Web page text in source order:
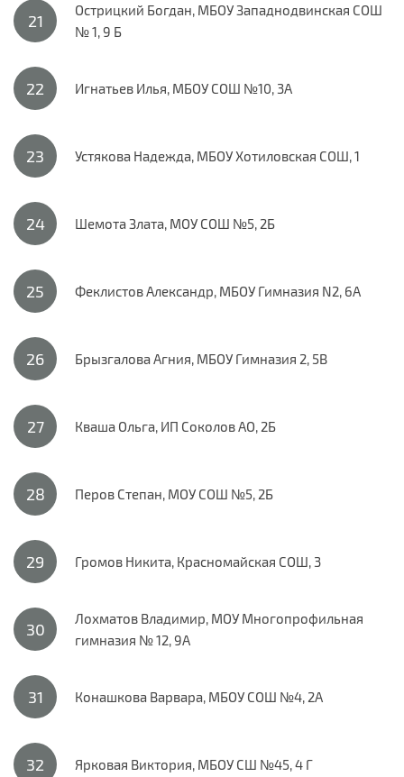
Острицкий Богдан, МБОУ Западнодвинская СОШ
№ 1, 9 Б
Игнатьев Илья, МБОУ СОШ №10, 3А
Устякова Надежда, МБОУ Хотиловская СОШ, 1
Шемота Злата, МОУ СОШ №5, 2Б
Феклистов Александр, МБОУ Гимназия N2, 6А
Брызгалова Агния, МБОУ Гимназия 2, 5В
Кваша Ольга, ИП Соколов АО, 2Б
Перов Степан, МОУ СОШ №5, 2Б
Громов Никита, Красномайская СОШ, 3
Лохматов Владимир, МОУ Многопрофильная
гимназия № 12, 9А
Конашкова Варвара, МБОУ СОШ №4, 2А
Ярковая Виктория, МБОУ СШ №45, 4 Г